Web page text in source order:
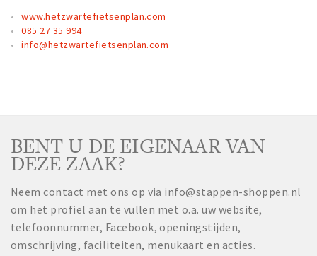
www.hetzwartefietsenplan.com
085 27 35 994
info@hetzwartefietsenplan.com
BENT U DE EIGENAAR VAN
DEZE ZAAK?
Neem contact met ons op via info@stappen-shoppen.nl
om het profiel aan te vullen met o.a. uw website,
telefoonnummer, Facebook, openingstijden,
omschrijving, faciliteiten, menukaart en acties.